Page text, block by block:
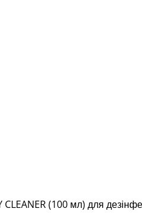
(100 мл) для